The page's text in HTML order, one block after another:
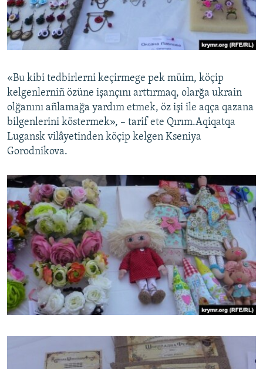
«Bu kibi tedbirlerni keçirmege pek müim, köçip
kelgenlerniñ özüne işançını arttırmaq, olarğa ukrain
olğanını añlamağa yardım etmek, öz işi ile aqça qazana
bilgenlerini köstermek», – tarif ete Qırım.Aqiqatqa
Lugansk vilâyetinden köçip kelgen Kseniya
Gorodnikova.